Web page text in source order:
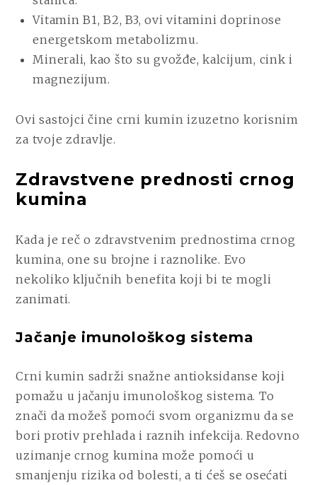
Vitamin B1, B2, B3, ovi vitamini doprinose
energetskom metabolizmu.
Minerali, kao što su gvožđe, kalcijum, cink i
magnezijum.
Ovi sastojci čine crni kumin izuzetno korisnim
za tvoje zdravlje.
Zdravstvene prednosti crnog
kumina
Kada je reč o zdravstvenim prednostima crnog
kumina, one su brojne i raznolike. Evo
nekoliko ključnih benefita koji bi te mogli
zanimati.
Jačanje imunološkog sistema
Crni kumin sadrži snažne antioksidanse koji
pomažu u jačanju imunološkog sistema. To
znači da možeš pomoći svom organizmu da se
bori protiv prehlada i raznih infekcija. Redovno
uzimanje crnog kumina može pomoći u
smanjenju rizika od bolesti, a ti ćeš se osećati